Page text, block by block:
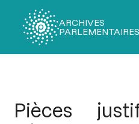
ARCHIVES
PARLEMENTAIRES
Pièces